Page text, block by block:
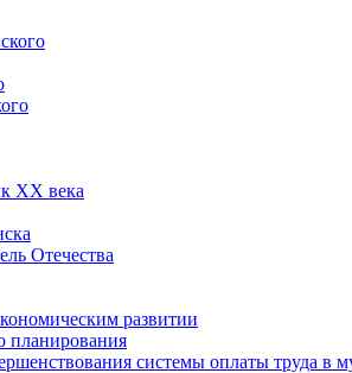
XX века
Отечества
развитии
планирования
системы оплаты труда в